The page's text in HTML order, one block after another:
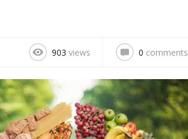
903 views 0 comments